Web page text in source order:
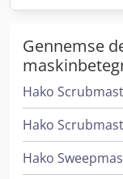
Gennemse
Hako
Hako
Hako